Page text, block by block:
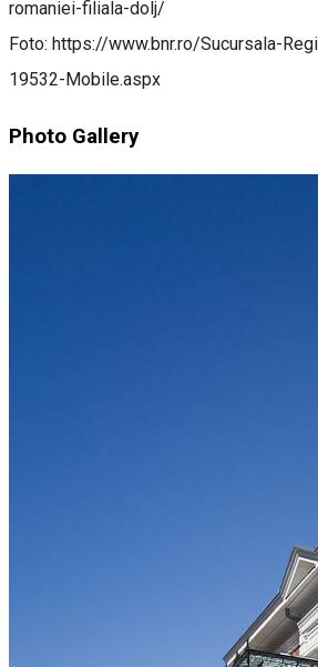
romaniei-filiala-dolj/
Foto: https://www.bnr.ro/Sucursala-
19532-Mobile.aspx
Photo Gallery